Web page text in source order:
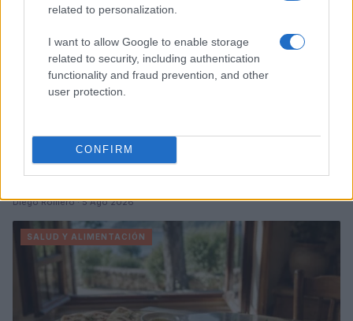
related to personalization.
I want to allow Google to enable storage
related to security, including authentication
functionality and fraud prevention, and other
user protection.
CONFIRM
Cómo corregir hábitos alimenticios después de los
Diego Romero · 5 Ago 2026
SALUD Y ALIMENTACIÓN